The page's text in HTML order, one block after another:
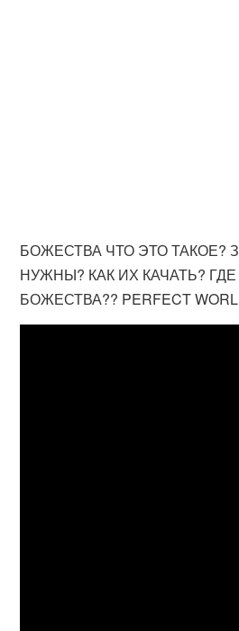
БОЖЕСТВА ЧТО ЭТО ТАКОЕ?
НУЖНЫ? КАК ИХ КАЧАТЬ?
БОЖЕСТВА?? PERFECT